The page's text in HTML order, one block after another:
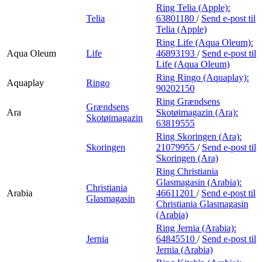
Telia
Ring Telia (Apple):
63801180 / Send e-post til
Telia (Apple)
Aqua Oleum Life
Ring Life (Aqua Oleum):
46893193 / Send e-post til
Life (Aqua Oleum)
Aquaplay
Ringo
Ring Ringo (Aquaplay):
90202150
Ara
Grændsens
Skotøimagazin
Ring Grændsens
Skotøimagazin (Ara):
63819555
Skoringen
Ring Skoringen (Ara):
21079955 / Send e-post til
Skoringen (Ara)
Arabia
Christiania
Glasmagasin
Ring Christiania
Glasmagasin (Arabia):
46611201 / Send e-post til
Christiania Glasmagasin
(Arabia)
Jernia
Ring Jernia (Arabia):
64845510 / Send e-post til
Jernia (Arabia)